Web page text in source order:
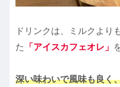
ドリンクは、ミルクより
た
「アイスカフェオレ」
深い味わいで風味も良く